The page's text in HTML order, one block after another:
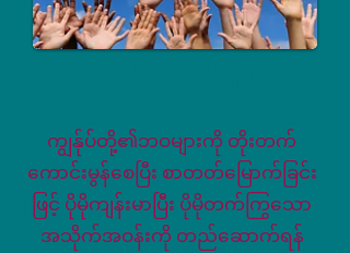
ကျွန်ုပ်တို့၏ဘဝများကို တိုးတက်
ကောင်းမွန်စေပြီး စာတတ်မြောက်ခြင်း
ဖြင့် ပိုမိုကျန်းမာပြီး ပိုမိုတက်ကြွသော
အသိုက်အဝန်းကို တည်ဆောက်ရန်